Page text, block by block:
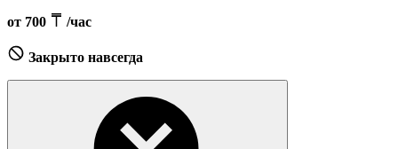
от 700 /час
Закрыто навсегда